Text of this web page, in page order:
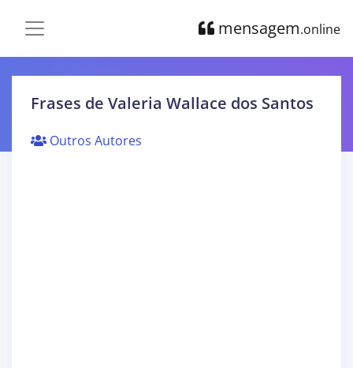
mensagem.online
Frases de Valeria Wallace dos Santos
Outros Autores